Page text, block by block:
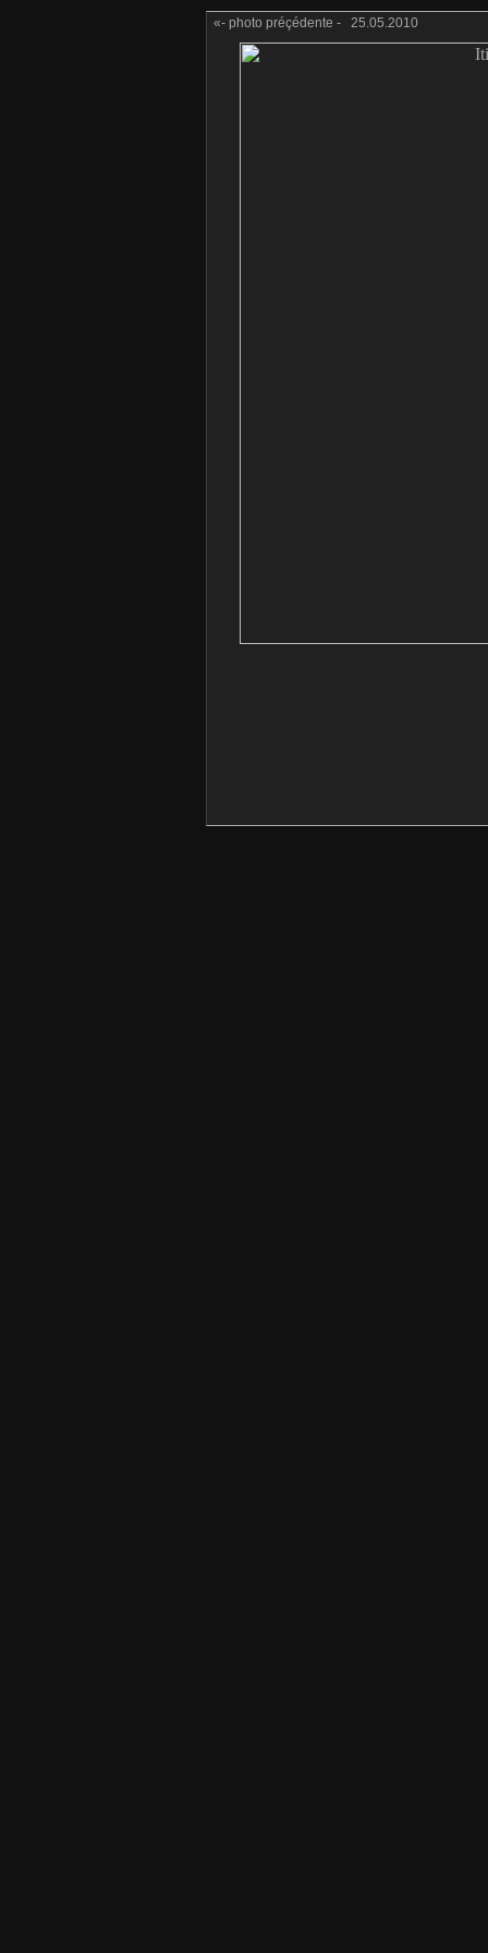
«- photo préçédente - 25.05.2010